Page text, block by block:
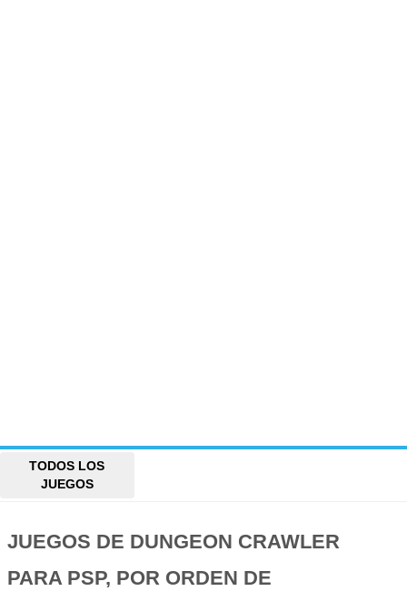
TODOS LOS
JUEGOS
JUEGOS DE DUNGEON CRAWLER
PARA PSP, POR ORDEN DE